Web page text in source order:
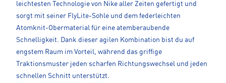
leichtesten Technologie von Nike aller Zeiten gefertigt und
sorgt mit seiner FlyLite-Sohle und dem federleichten
Atomknit-Obermaterial für eine atemberaubende
Schnelligkeit. Dank dieser agilen Kombination bist du auf
engstem Raum im Vorteil, während das griffige
Traktionsmuster jeden scharfen Richtungswechsel und jeden
schnellen Schnitt unterstützt.